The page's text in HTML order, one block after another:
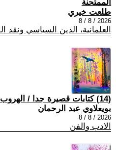
الممتحنة
طلعت خيري
2026 / 8 / 8
العلمانية، الدين السياسي ونقد
(14) كتابات قصيرة جدا / الهروب الصغير /
بويعلاوي عبد الرحمان
2026 / 8 / 8
الادب والفن